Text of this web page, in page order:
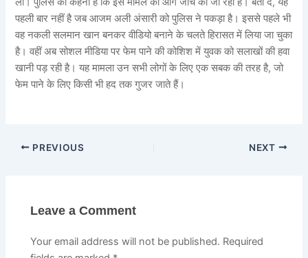
पहली बार नहीं है जब आजम अली अंसारी को पुलिस ने पकड़ा है। इससे पहले भी
वह नकली सलमान खान बनकर वीडियो बनाने के चलते हिरासत में लिया जा चुका
है। वहीं अब सोशल मीडिया पर फेम पाने की कोशिश में युवक को सलाखों की हवा
खानी पड़ रही है। यह मामला उन सभी लोगों के लिए एक सबक की तरह है, जो
फेम पाने के लिए किसी भी हद तक गुजर जाते हैं।
PREVIOUS NEXT
Leave a Comment
Your email address will not be published. Required